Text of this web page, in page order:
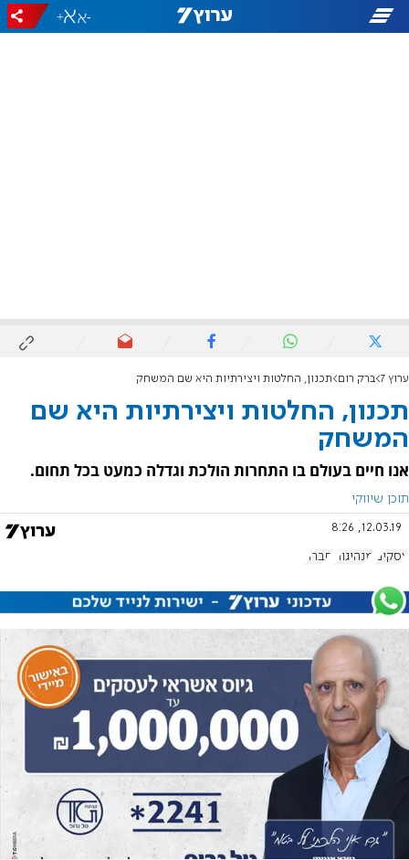
-
+
ערוץ 7 ברק רום תכנון, החלטות ויצירתיות היא שם המשחק
תכנון, החלטות ויצירתיות היא שם
המשחק
אנו חיים בעולם בו התחרות הולכת וגדלה כמעט בכל תחום.
תוכן שיווקי
12.03.19, 8:26
עסקים מנהיגות חברה